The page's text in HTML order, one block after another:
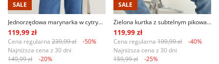
SALE
Jednorzędowa marynarka w cytrynowym kolorze
119,99 zł
Cena regularna 239,99 zł
-50%
Najniższa cena z 30 dni
149,99 zł
-20%
SALE
Zielona kurtka z subtelnym pikowaniem
119,99 zł
Cena regularna 199,99 zł
-40%
Najniższa cena z 30 dni
159,99 zł
-25%